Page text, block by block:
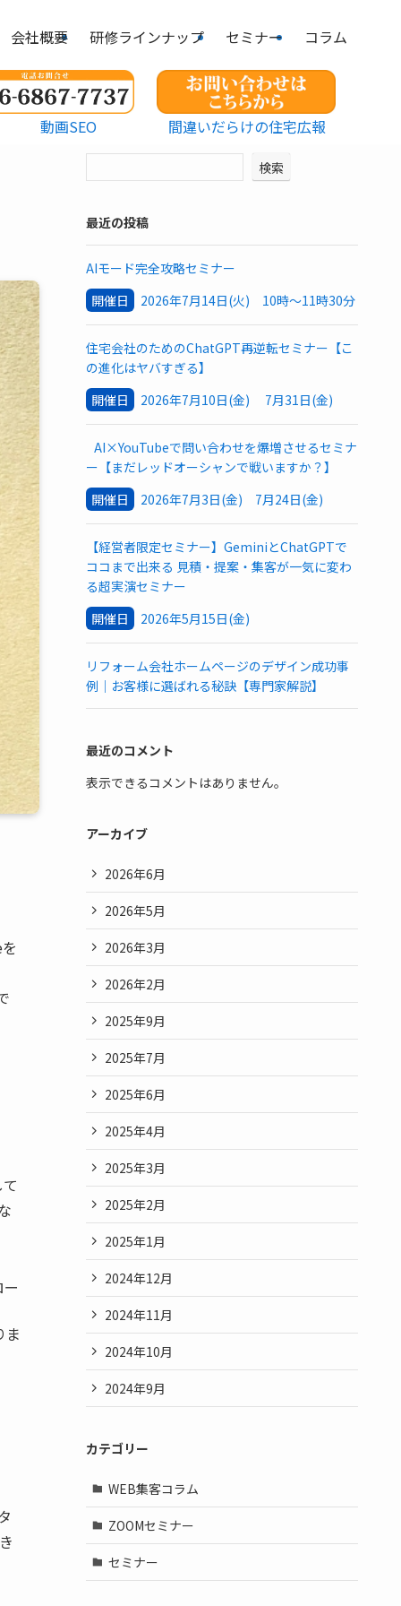
会社概要 研修ラインナップ セミナー コラム
動画SEO 間違いだらけの住宅広報
ま
検索
最近の投稿
AIモード完全攻略セミナー
開催日
2026年7月14日(火) 10時～11時30分
住宅会社のためのChatGPT再逆転セミナー【こ
の進化はヤバすぎる】
開催日
2026年7月10日(金) 7月31日(金)
AI×YouTubeで問い合わせを爆増させるセミナ
ー【まだレッドオーシャンで戦いますか？】
開催日
2026年7月3日(金) 7月24日(金)
【経営者限定セミナー】GeminiとChatGPTで
ココまで出来る 見積・提案・集客が一気に変わ
る超実演セミナー
開催日
2026年5月15日(金)
リフォーム会社ホームページのデザイン成功事
例｜お客様に選ばれる秘訣【専門家解説】
最近のコメント
表示できるコメントはありません。
アーカイブ
2026年6月
2026年5月
2026年3月
2026年2月
2025年9月
2025年7月
2025年6月
2025年4月
2025年3月
2025年2月
2025年1月
2024年12月
2024年11月
2024年10月
2024年9月
カテゴリー
WEB集客コラム
ZOOMセミナー
セミナー